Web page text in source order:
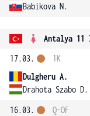
Babikova N.
Antalya 11
17.03.
Dulgheru A.
Drahota Szabo D.
1K
16.03.
Q-OF